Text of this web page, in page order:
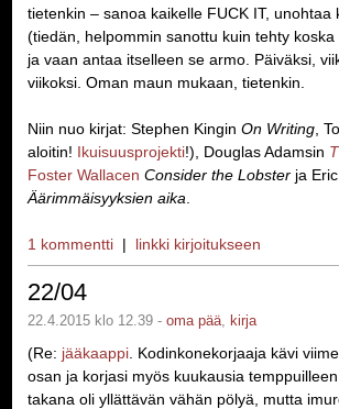
tietenkin – sanoa kaikelle FUCK IT,
(tiedän, helpommin sanottu kuin tehty
ja vaan antaa itselleen se armo. Päiväksi,
viikoksi. Oman maun mukaan, tietenkin.
Niin nuo kirjat: Stephen Kingin On Writing ,
aloitin! Ikuisuusprojekti!), Douglas Adamsin
Foster Wallacen Consider the Lobster ja
Äärimmäisyyksien aika
1 kommentti | linkki kirjoitukseen
22/04
22.4.2015 klo 12.39 - oma pää, kirja
(Re: jääkaappi . Kodinkonekorjaaja kävi
osan ja korjasi myös kuukausia
takana oli yllättävän vähän pölyä, mutta